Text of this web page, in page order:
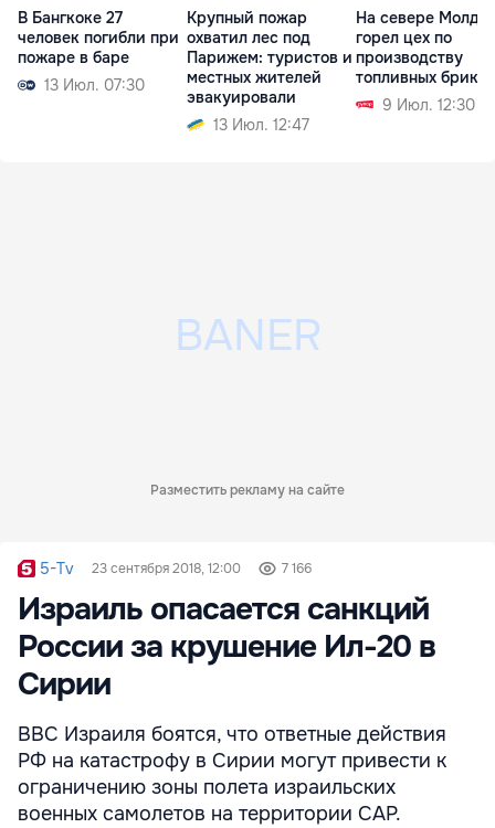
В Бангкоке 27
человек погибли при
пожаре в баре
13 Июл. 07:30
Крупный пожар
охватил лес под
Парижем: туристов и
местных жителей
эвакуировали
13 Июл. 12:47
На севере
горел цех по
производству
топливных
9 Июл. 12:30
Разместить рекламу на сайте
5-Tv 23 сентября 2018, 12:00 7 166
Израиль опасается санкций
России за крушение Ил-20 в
Сирии
ВВС Израиля боятся, что ответные действия
РФ на катастрофу в Сирии могут привести к
ограничению зоны полета израильских
военных самолетов на территории САР.